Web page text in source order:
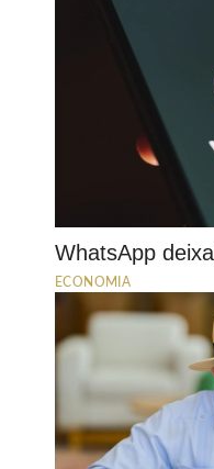
WhatsApp
ECONOMIA